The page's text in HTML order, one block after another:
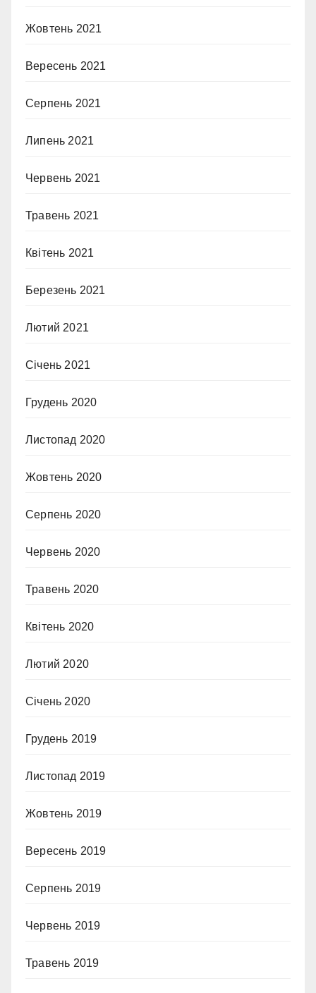
Жовтень 2021
Вересень 2021
Серпень 2021
Липень 2021
Червень 2021
Травень 2021
Квітень 2021
Березень 2021
Лютий 2021
Січень 2021
Грудень 2020
Листопад 2020
Жовтень 2020
Серпень 2020
Червень 2020
Травень 2020
Квітень 2020
Лютий 2020
Січень 2020
Грудень 2019
Листопад 2019
Жовтень 2019
Вересень 2019
Серпень 2019
Червень 2019
Травень 2019